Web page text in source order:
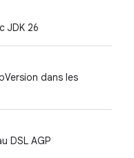
JDK 26
dans les
DSL AGP